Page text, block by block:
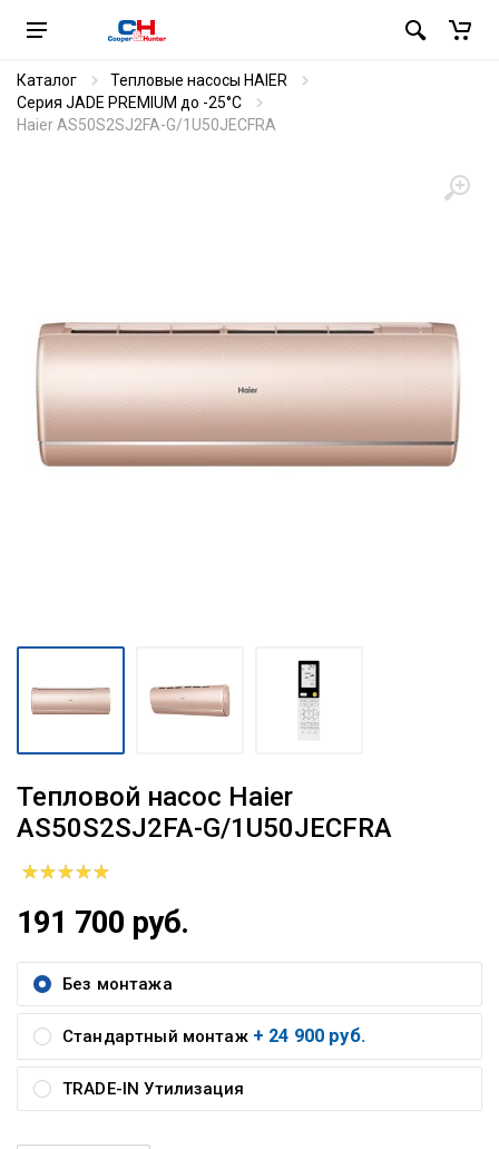
Каталог
Тепловые насосы HAIER
Серия JADE PREMIUM до -25°C
Haier AS50S2SJ2FA-G/1U50JECFRA
Тепловой насос Haier
AS50S2SJ2FA-G/1U50JECFRA
191 700 руб.
Без монтажа
Стандартный монтаж + 24 900 руб.
TRADE-IN Утилизация